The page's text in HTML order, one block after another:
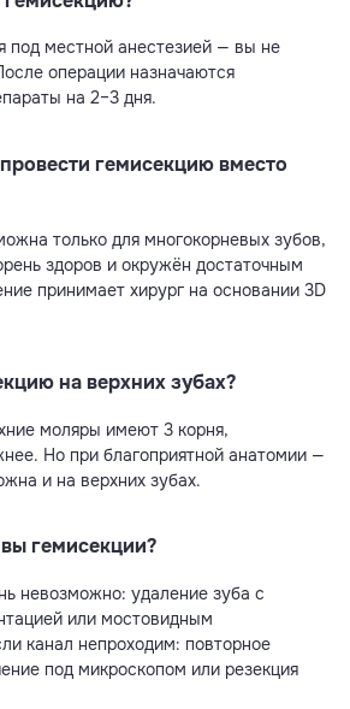
под местной анестезией — вы не
операции назначаются
на 2–3 дня.
гемисекцию вместо
только для многокорневых зубов,
здоров и окружён достаточным
принимает хирург на основании 3D
на верхних зубах?
моляры имеют 3 корня,
Но при благоприятной анатомии —
и на верхних зубах.
гемисекции?
невозможно: удаление зуба с
или мостовидным
канал непроходим: повторное
под микроскопом или резекция